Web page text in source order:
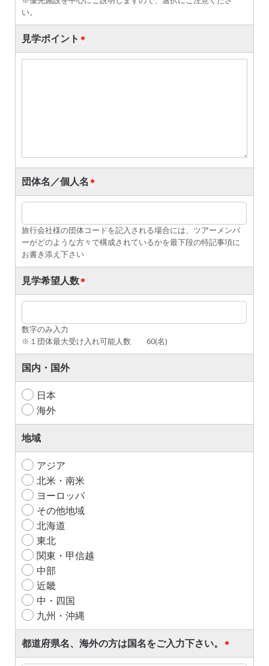
い。
見学ポイント
団体名／個人名
旅行会社様の団体コードを記入される場合には、ツアーメンバ
ーがどのような方々で構成されているかを最下段の特記事項に
お書き添え下さい
見学希望人数
数字のみ入力
※１団体最大受け入れ可能人数 60(名)
国内・国外
日本
海外
地域
アジア
北米・南米
ヨーロッパ
その他地域
北海道
東北
関東・甲信越
中部
近畿
中・四国
九州・沖縄
都道府県名、海外の方は国名をご入力下さい。